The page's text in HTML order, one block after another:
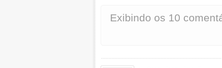
Exibindo os 10